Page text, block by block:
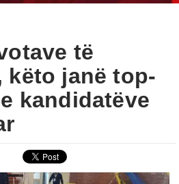
të
këto janë top-
kandidatëve